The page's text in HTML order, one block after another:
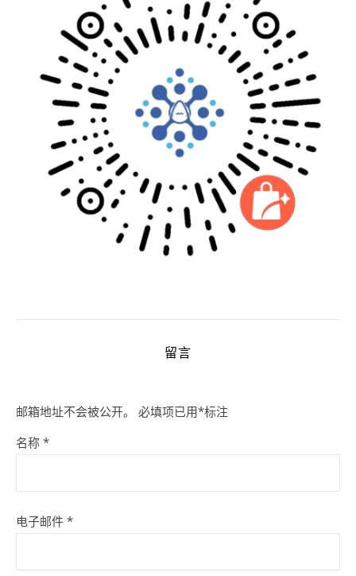
留言
邮箱地址不会被公开。 必填项已用*标注
名称 *
电子邮件 *